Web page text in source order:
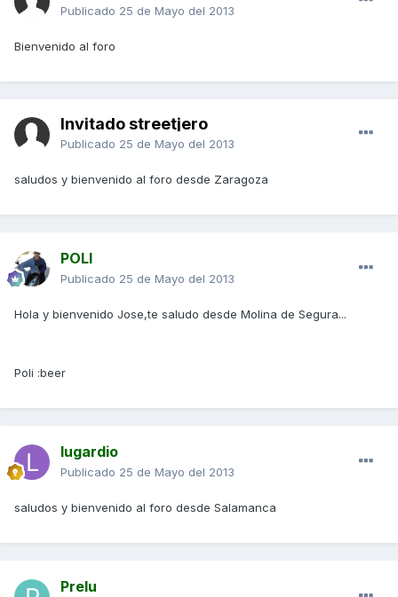
Publicado 25 de Mayo del 2013
Bienvenido al foro
Invitado streetjero
Publicado 25 de Mayo del 2013
saludos y bienvenido al foro desde Zaragoza
POLI
Publicado 25 de Mayo del 2013
Hola y bienvenido Jose,te saludo desde Molina de Segura...
Poli :beer
lugardio
Publicado 25 de Mayo del 2013
saludos y bienvenido al foro desde Salamanca
Prelu